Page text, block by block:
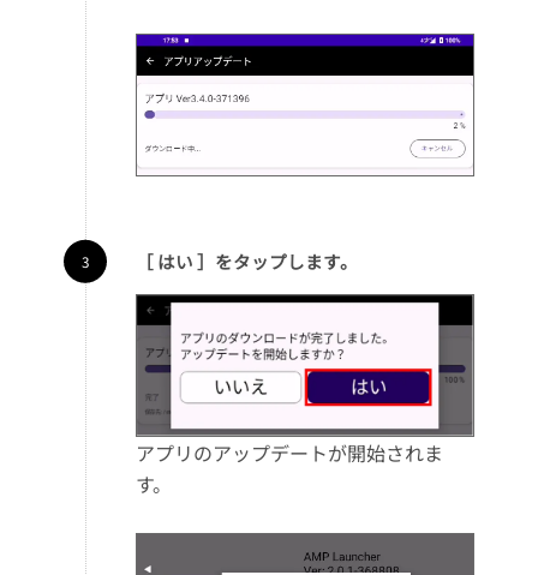
［ はい ］をタップします。
アプリのアップデートが開始されま
す。